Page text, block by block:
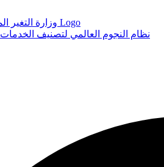
Logo
نظام النجوم العالمي لتصنيف الخدمات